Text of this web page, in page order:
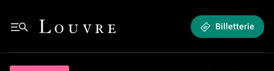
Louvre - Retour à l'accueil
Billetterie